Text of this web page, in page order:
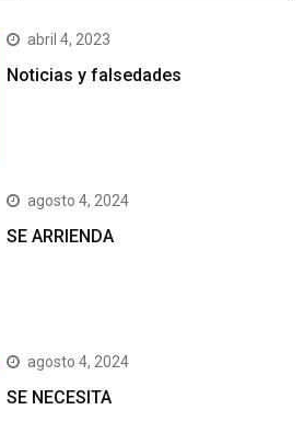
abril 4, 2023
Noticias y falsedades
agosto 4, 2024
SE ARRIENDA
agosto 4, 2024
SE NECESITA